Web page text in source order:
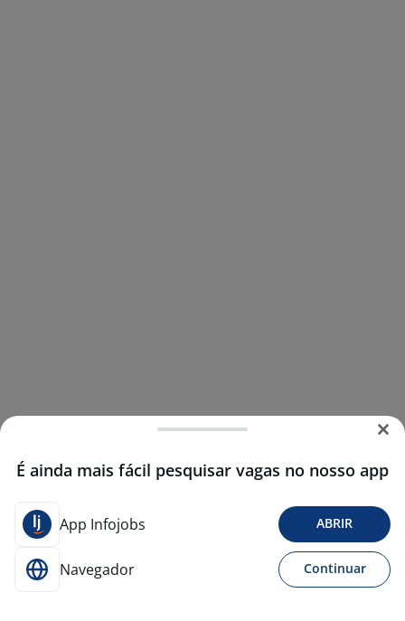
É ainda mais fácil pesquisar vagas no nosso app
App Infojobs ABRIR
Navegador Continuar